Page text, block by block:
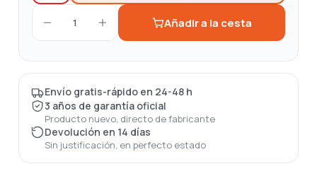
1 Añadir a la cesta
Envío gratis-rápido en 24-48 h
3 años de garantía oficial
Producto nuevo, directo de fabricante
Devolución en 14 días
Sin justificación, en perfecto estado